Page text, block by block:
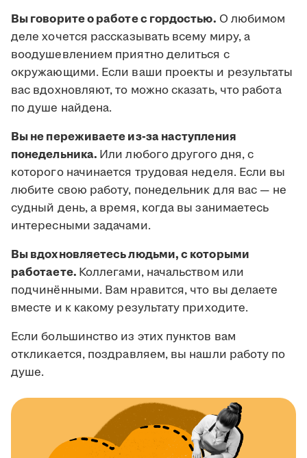
Вы говорите о работе с гордостью. О любимом
деле хочется рассказывать всему миру, а
воодушевлением приятно делиться с
окружающими. Если ваши проекты и результаты
вас вдохновляют, то можно сказать, что работа
по душе найдена.
Вы не переживаете из-за наступления
понедельника. Или любого другого дня, с
которого начинается трудовая неделя. Если вы
любите свою работу, понедельник для вас — не
судный день, а время, когда вы занимаетесь
интересными задачами.
Вы вдохновляетесь людьми, с которыми
работаете. Коллегами, начальством или
подчинёнными. Вам нравится, что вы делаете
вместе и к какому результату приходите.
Если большинство из этих пунктов вам
откликается, поздравляем, вы нашли работу по
душе.